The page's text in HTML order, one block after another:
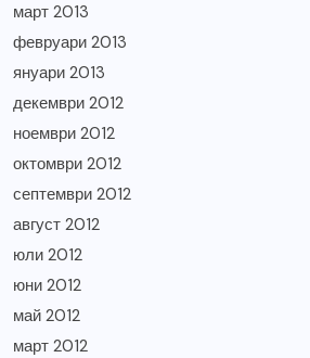
март 2013
февруари 2013
януари 2013
декември 2012
ноември 2012
октомври 2012
септември 2012
август 2012
юли 2012
юни 2012
май 2012
март 2012